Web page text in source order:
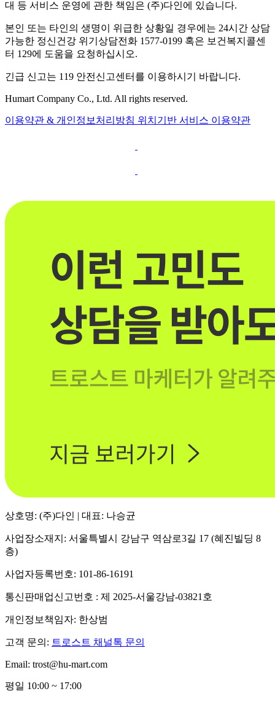
대 등 서비스 운영에 관한 책임은 (주)다인에 있습니다.
본인 또는 타인의 생명이 위급한 상황일 경우에는 24시간 상담
가능한 정신건강 위기상담전화 1577-0199 혹은 보건복지콜센
터 129에 도움을 요청하십시오.
긴급 신고는 119 안전신고센터를 이용하시기 바랍니다.
Humart Company Co., Ltd. All rights reserved.
이용약관 & 개인정보처리방침 위치기반 서비스 이용약관
상호명: (주)다인 | 대표: 나승균
사업장소재지: 서울특별시 강남구 역삼로3길 17 (혜진빌딩 8
층)
사업자등록번호: 101-86-16191
통신판매업신고번호 : 제 2025-서울강남-03821호
개인정보책임자: 한상범
고객 문의: 트로스트 채널톡 문의
Email: trost@hu-mart.com
평일 10:00 ~ 17:00